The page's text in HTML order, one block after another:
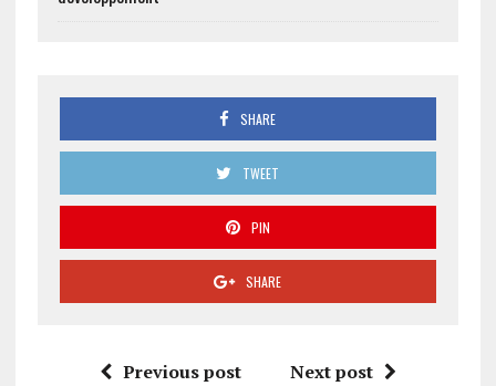
SHARE
TWEET
PIN
SHARE
Previous post Next post